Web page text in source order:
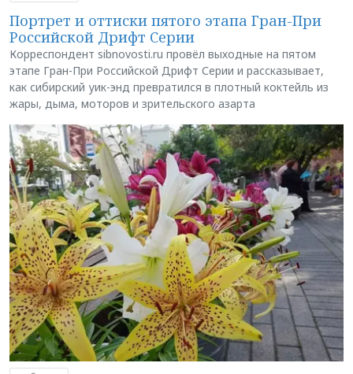
Портрет и оттиски пятого этапа Гран-При
Российской Дрифт Серии
Корреспондент sibnovosti.ru провёл выходные на пятом
этапе Гран-При Российской Дрифт Серии и рассказывает,
как сибирский уик-энд превратился в плотный коктейль из
жары, дыма, моторов и зрительского азарта